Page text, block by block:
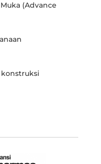
(Advance
konstruksi